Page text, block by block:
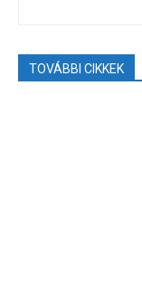
TOVÁBBI CIKKEK